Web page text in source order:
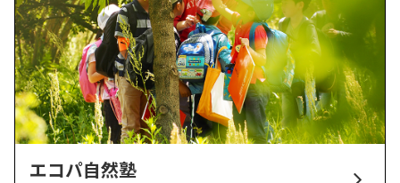
エコパ自然塾